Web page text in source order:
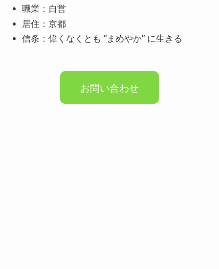
職業：自営
居住：京都
信条：偉くなくとも ”まめやか” に生きる
お問い合わせ